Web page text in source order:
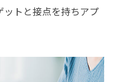
トと接点を持ちアプ